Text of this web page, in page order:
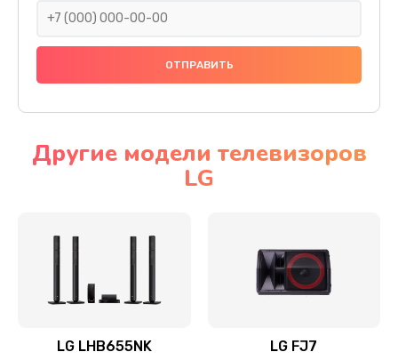
Прошивка
Ремонт механики привода
Ремонт / замена кнопок, клавиш, индикаторов,
Другие модели телевизоров
LG
LG LHB655NK LG FJ7